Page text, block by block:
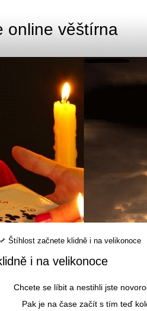
online věštírna
Štíhlost začnete klidně i na velikonoce
i na velikonoce
Chcete se líbit a nestihli jste
Pak je na čase začít s tím teď